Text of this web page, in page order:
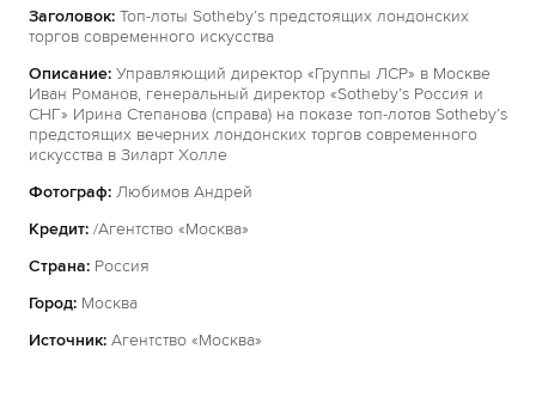
Заголовок: Топ-лоты Sotheby’s предстоящих лондонских
торгов современного искусства
Описание: Управляющий директор «Группы ЛСР» в Москве
Иван Романов, генеральный директор «Sotheby’s Россия и
СНГ» Ирина Степанова (справа) на показе топ-лотов Sotheby’s
предстоящих вечерних лондонских торгов современного
искусства в Зиларт Холле
Фотограф: Любимов Андрей
Кредит: /Агентство «Москва»
Страна: Россия
Город: Москва
Источник: Агентство «Москва»